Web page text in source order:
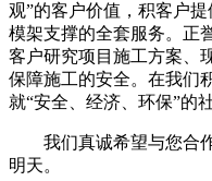
观”的客户价值，积客户
模架支撑的全套服务。正
客户研究项目施工方案、
保障施工的安全。在我们
就“安全、经济、环保”的
我们真诚希望与您合
明天。